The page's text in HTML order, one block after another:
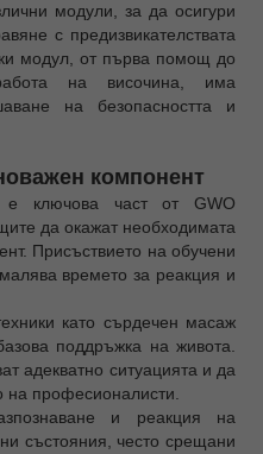
модули, за да осигури
с предизвикателствата
модул, от първа помощ до
на височина, има
на безопасността и
компонент
ключова част от GWO
да окажат необходимата
Присъствието на обучени
времето за реакция и
като сърдечен масаж
поддръжка на живота.
адекватно ситуацията и да
на професионалисти.
и реакция на
състояния, често срещани